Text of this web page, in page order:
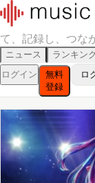
て、記録し、つな
ニュース ランキン
ログイン
無料
登録
ロ
アイドル / 推しの